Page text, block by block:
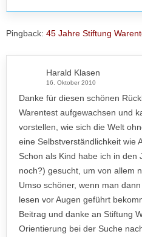
Pingback: 45 Jahre Stiftung
Harald Klasen
16. Oktober 2010
Danke für diesen schönen
Warentest aufgewachsen und
vorstellen, wie sich die Welt
eine Selbstverständlichkeit wie
Schon als Kind habe ich in den
noch?) gesucht, um von allem
Umso schöner, wenn man
lesen vor Augen geführt
Beitrag und danke an Stiftung
Orientierung bei der Suche